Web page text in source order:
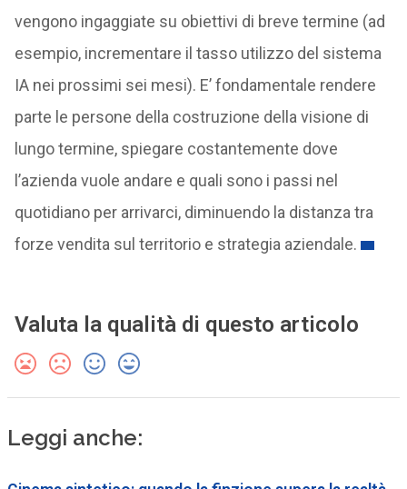
vengono ingaggiate su obiettivi di breve termine (ad
esempio, incrementare il tasso utilizzo del sistema
IA nei prossimi sei mesi). E’ fondamentale rendere
parte le persone della costruzione della visione di
lungo termine, spiegare costantemente dove
l’azienda vuole andare e quali sono i passi nel
quotidiano per arrivarci, diminuendo la distanza tra
forze vendita sul territorio e strategia aziendale.
Valuta la qualità di questo articolo
Leggi anche: